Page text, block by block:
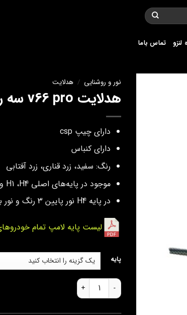
لنزو تماس باما
نور و روشنایی / هدلایت
هدلایت v66 pro سه رنگ
دارای چیپ csp
دارای کنباس
رنگ: سفید، زرد قناری، زرد آفتابی
موجود در پایه‌های اصلی H1 ،H4 وH7
در پایه H4 نور پایین 3 رنگ و نور بالا تک رنگ سفید است.
لیست پایه لامپ تمام
پایه
هدلایت v66 pro سه رنگ عدد